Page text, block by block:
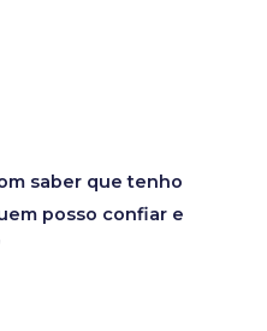
saber que tenho
posso confiar e